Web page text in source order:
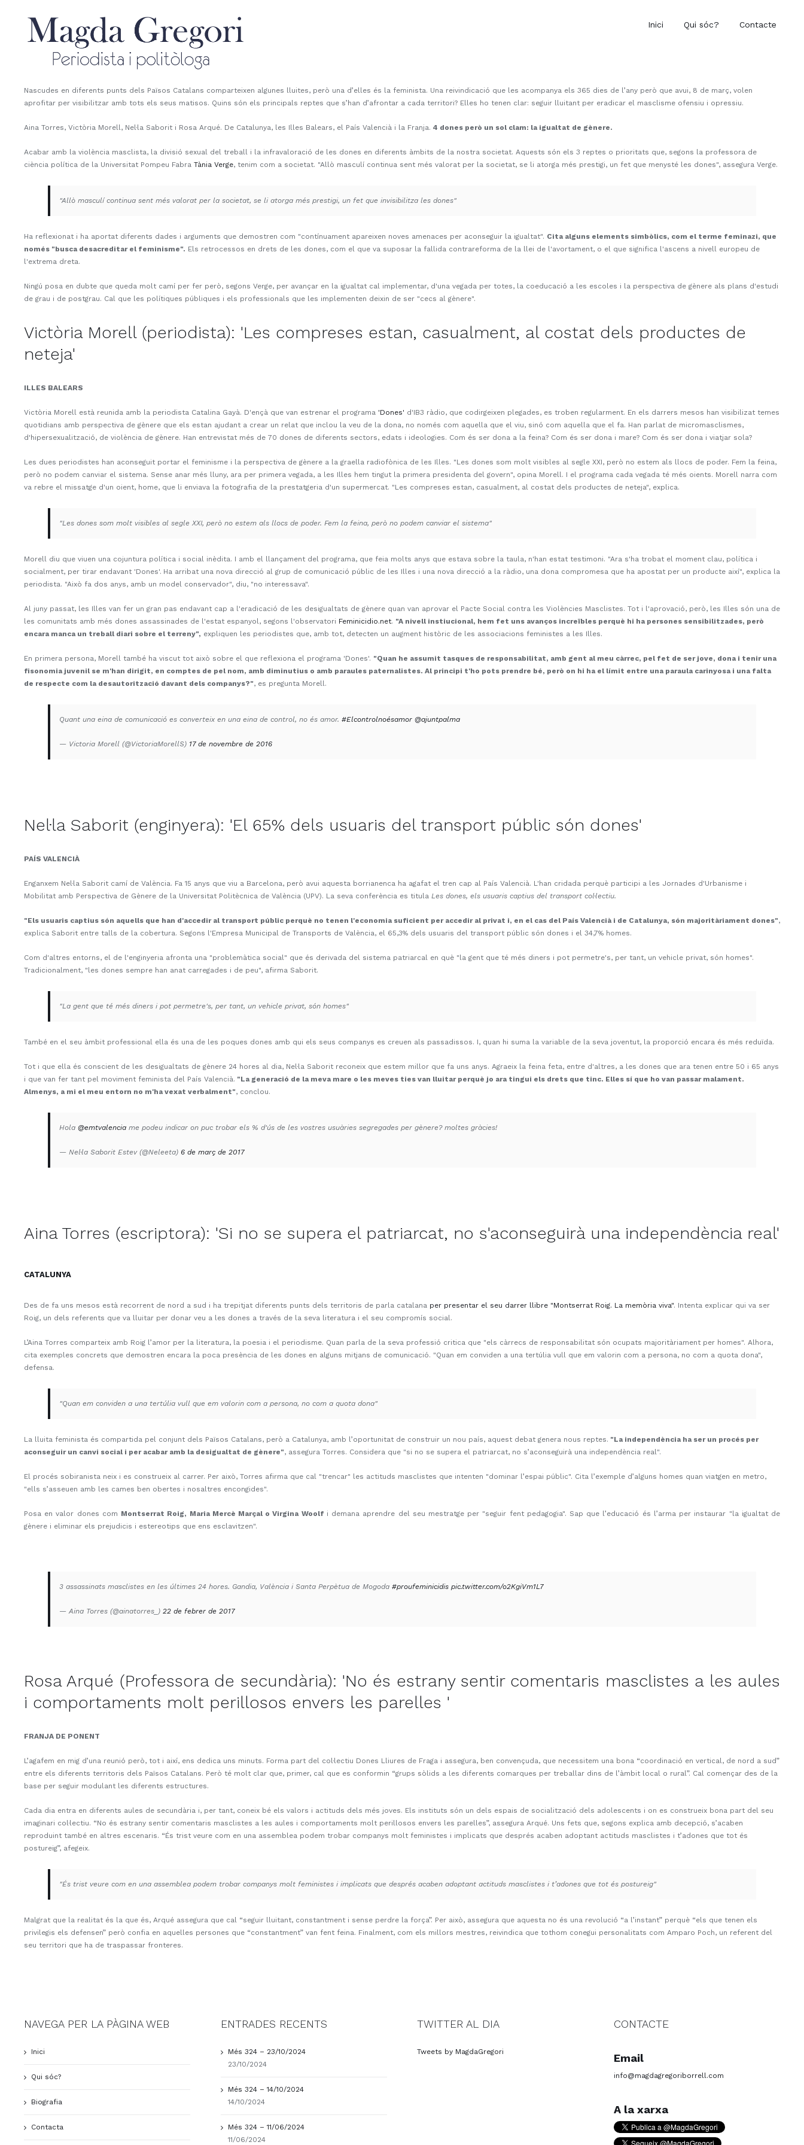
Inici Qui sóc? Contacte
Nascudes en diferents punts dels Països Catalans comparteixen algunes lluites, però una d’elles és la feminista. Una reivindicació que les acompanya els 365 dies de l’any però que avui, 8 de març, volen
aprofitar per visibilitzar amb tots els seus matisos. Quins són els principals reptes que s’han d’afrontar a cada territori? Elles ho tenen clar: seguir lluitant per eradicar el masclisme ofensiu i opressiu.
Aina Torres, Victòria Morell, Nel·la Saborit i Rosa Arqué. De Catalunya, les Illes Balears, el País Valencià i la Franja. 4 dones però un sol clam: la igualtat de gènere.
Acabar amb la violència masclista, la divisió sexual del treball i la infravaloració de les dones en diferents àmbits de la nostra societat. Aquests són els 3 reptes o prioritats que, segons la professora de
ciència política de la Universitat Pompeu Fabra Tània Verge, tenim com a societat. "Allò masculí continua sent més valorat per la societat, se li atorga més prestigi, un fet que menysté les dones", assegura Verge.
"Allò masculí continua sent més valorat per la societat, se li atorga més prestigi, un fet que invisibilitza les dones"
Ha reflexionat i ha aportat diferents dades i arguments que demostren com "contínuament apareixen noves amenaces per aconseguir la igualtat". Cita alguns elements simbòlics, com el terme feminazi, que
només "busca desacreditar el feminisme". Els retrocessos en drets de les dones, com el que va suposar la fallida contrareforma de la llei de l'avortament, o el que significa l'ascens a nivell europeu de
l'extrema dreta.
Ningú posa en dubte que queda molt camí per fer però, segons Verge, per avançar en la igualtat cal implementar, d'una vegada per totes, la coeducació a les escoles i la perspectiva de gènere als plans d'estudi
de grau i de postgrau. Cal que les polítiques públiques i els professionals que les implementen deixin de ser "cecs al gènere".
Victòria Morell (periodista): 'Les compreses estan, casualment, al costat dels productes de
neteja'
ILLES BALEARS
Victòria Morell està reunida amb la periodista Catalina Gayà. D'ençà que van estrenar el programa 'Dones' d'IB3 ràdio, que codirgeixen plegades, es troben regularment. En els darrers mesos han visibilizat temes
quotidians amb perspectiva de gènere que els estan ajudant a crear un relat que inclou la veu de la dona, no només com aquella que el viu, sinó com aquella que el fa. Han parlat de micromasclismes,
d'hipersexualització, de violència de gènere. Han entrevistat més de 70 dones de diferents sectors, edats i ideologies. Com és ser dona a la feina? Com és ser dona i mare? Com és ser dona i viatjar sola?
Les dues periodistes han aconseguit portar el feminisme i la perspectiva de gènere a la graella radiofònica de les Illes. "Les dones som molt visibles al segle XXI, però no estem als llocs de poder. Fem la feina,
però no podem canviar el sistema. Sense anar més lluny, ara per primera vegada, a les Illes hem tingut la primera presidenta del govern", opina Morell. I el programa cada vegada té més oients. Morell narra com
va rebre el missatge d'un oient, home, que li enviava la fotografia de la prestatgeria d'un supermercat. "Les compreses estan, casualment, al costat dels productes de neteja", explica.
"Les dones som molt visibles al segle XXI, però no estem als llocs de poder. Fem la feina, però no podem canviar el sistema"
Morell diu que viuen una cojuntura política i social inèdita. I amb el llançament del programa, que feia molts anys que estava sobre la taula, n'han estat testimoni. "Ara s'ha trobat el moment clau, política i
socialment, per tirar endavant 'Dones'. Ha arribat una nova direcció al grup de comunicació públic de les Illes i una nova direcció a la ràdio, una dona compromesa que ha apostat per un producte així", explica la
periodista. "Això fa dos anys, amb un model conservador", diu, "no interessava".
Al juny passat, les Illes van fer un gran pas endavant cap a l'eradicació de les desigualtats de gènere quan van aprovar el Pacte Social contra les Violències Masclistes. Tot i l'aprovació, però, les Illes són una de
les comunitats amb més dones assassinades de l'estat espanyol, segons l'observatori Feminicidio.net. "A nivell instiucional, hem fet uns avanços increïbles perquè hi ha persones sensibilitzades, però
encara manca un treball diari sobre el terreny", expliquen les periodistes que, amb tot, detecten un augment històric de les associacions feministes a les Illes.
En primera persona, Morell també ha viscut tot això sobre el que reflexiona el programa 'Dones'. "Quan he assumit tasques de responsabilitat, amb gent al meu càrrec, pel fet de ser jove, dona i tenir una
fisonomia juvenil se m'han dirigit, en comptes de pel nom, amb diminutius o amb paraules paternalistes. Al principi t'ho pots prendre bé, però on hi ha el límit entre una paraula carinyosa i una falta
de respecte com la desautorització davant dels companys?", es pregunta Morell.
Quant una eina de comunicació es converteix en una eina de control, no és amor. #Elcontrolnoésamor @ajuntpalma
— Victoria Morell (@VictoriaMorellS) 17 de novembre de 2016
Nel·la Saborit (enginyera): 'El 65% dels usuaris del transport públic són dones'
PAÍS VALENCIÀ
Enganxem Nel·la Saborit camí de València. Fa 15 anys que viu a Barcelona, però avui aquesta borrianenca ha agafat el tren cap al País Valencià. L'han cridada perquè participi a les Jornades d'Urbanisme i
Mobilitat amb Perspectiva de Gènere de la Universitat Politècnica de València (UPV). La seva conferència es titula Les dones, els usuaris captius del transport col·lectiu.
"Els usuaris captius són aquells que han d'accedir al transport públic perquè no tenen l'economia suficient per accedir al privat i, en el cas del País Valencià i de Catalunya, són majoritàriament dones",
explica Saborit entre talls de la cobertura. Segons l'Empresa Municipal de Transports de València, el 65,3% dels usuaris del transport públic són dones i el 34,7% homes.
Com d'altres entorns, el de l'enginyeria afronta una "problemàtica social" que és derivada del sistema patriarcal en què "la gent que té més diners i pot permetre's, per tant, un vehicle privat, són homes".
Tradicionalment, "les dones sempre han anat carregades i de peu", afirma Saborit.
"La gent que té més diners i pot permetre's, per tant, un vehicle privat, són homes"
També en el seu àmbit professional ella és una de les poques dones amb qui els seus companys es creuen als passadissos. I, quan hi suma la variable de la seva joventut, la proporció encara és més reduïda.
Tot i que ella és conscient de les desigualtats de gènere 24 hores al dia, Nel·la Saborit reconeix que estem millor que fa uns anys. Agraeix la feina feta, entre d'altres, a les dones que ara tenen entre 50 i 65 anys
i que van fer tant pel moviment feminista del País Valencià. "La generació de la meva mare o les meves ties van lluitar perquè jo ara tingui els drets que tinc. Elles sí que ho van passar malament.
Almenys, a mi el meu entorn no m'ha vexat verbalment", conclou.
Hola @emtvalencia me podeu indicar on puc trobar els % d'ús de les vostres usuàries segregades per gènere? moltes gràcies!
— Nel·la Saborit Estev (@Neleeta) 6 de març de 2017
Aina Torres (escriptora): 'Si no se supera el patriarcat, no s'aconseguirà una independència real'
CATALUNYA
Des de fa uns mesos està recorrent de nord a sud i ha trepitjat diferents punts dels territoris de parla catalana per presentar el seu darrer llibre "Montserrat Roig. La memòria viva". Intenta explicar qui va ser
Roig, un dels referents que va lluitar per donar veu a les dones a través de la seva literatura i el seu compromís social.
L’Aina Torres comparteix amb Roig l’amor per la literatura, la poesia i el periodisme. Quan parla de la seva professió critica que "els càrrecs de responsabilitat són ocupats majoritàriament per homes". Alhora,
cita exemples concrets que demostren encara la poca presència de les dones en alguns mitjans de comunicació. "Quan em conviden a una tertúlia vull que em valorin com a persona, no com a quota dona",
defensa.
"Quan em conviden a una tertúlia vull que em valorin com a persona, no com a quota dona"
La lluita feminista és compartida pel conjunt dels Països Catalans, però a Catalunya, amb l’oportunitat de construir un nou país, aquest debat genera nous reptes. "La independència ha ser un procés per
aconseguir un canvi social i per acabar amb la desigualtat de gènere", assegura Torres. Considera que "si no se supera el patriarcat, no s’aconseguirà una independència real".
El procés sobiranista neix i es construeix al carrer. Per això, Torres afirma que cal "trencar" les actituds masclistes que intenten "dominar l’espai públic". Cita l’exemple d’alguns homes quan viatgen en metro,
"ells s’asseuen amb les cames ben obertes i nosaltres encongides".
Posa en valor dones com Montserrat Roig, Maria Mercè Marçal o Virgina Woolf i demana aprendre del seu mestratge per "seguir fent pedagogia". Sap que l’educació és l’arma per instaurar "la igualtat de
gènere i eliminar els prejudicis i estereotips que ens esclavitzen".
3 assassinats masclistes en les últimes 24 hores. Gandia, València i Santa Perpètua de Mogoda #proufeminicidis pic.twitter.com/o2KgiVm1L7
— Aina Torres (@ainatorres_) 22 de febrer de 2017
Rosa Arqué (Professora de secundària): 'No és estrany sentir comentaris masclistes a les aules
i comportaments molt perillosos envers les parelles '
FRANJA DE PONENT
L’agafem en mig d’una reunió però, tot i així, ens dedica uns minuts. Forma part del col·lectiu Dones Lliures de Fraga i assegura, ben convençuda, que necessitem una bona “coordinació en vertical, de nord a sud”
entre els diferents territoris dels Països Catalans. Però té molt clar que, primer, cal que es conformin “grups sòlids a les diferents comarques per treballar dins de l’àmbit local o rural”. Cal començar des de la
base per seguir modulant les diferents estructures.
Cada dia entra en diferents aules de secundària i, per tant, coneix bé els valors i actituds dels més joves. Els instituts són un dels espais de socialització dels adolescents i on es construeix bona part del seu
imaginari col·lectiu. “No és estrany sentir comentaris masclistes a les aules i comportaments molt perillosos envers les parelles”, assegura Arqué. Uns fets que, segons explica amb decepció, s’acaben
reproduint també en altres escenaris. “És trist veure com en una assemblea podem trobar companys molt feministes i implicats que després acaben adoptant actituds masclistes i t’adones que tot és
postureig”, afegeix.
"És trist veure com en una assemblea podem trobar companys molt feministes i implicats que després acaben adoptant actituds masclistes i t’adones que tot és postureig"
Malgrat que la realitat és la que és, Arqué assegura que cal “seguir lluitant, constantment i sense perdre la força”. Per això, assegura que aquesta no és una revolució “a l’instant” perquè “els que tenen els
privilegis els defensen” però confia en aquelles persones que “constantment” van fent feina. Finalment, com els millors mestres, reivindica que tothom conegui personalitats com Amparo Poch, un referent del
seu territori que ha de traspassar fronteres.
NAVEGA PER LA PÀGINA WEB
Inici
Qui sóc?
Biografia
Contacta
ENTRADES RECENTS
Més 324 – 23/10/2024
23/10/2024
Més 324 – 14/10/2024
14/10/2024
Més 324 – 11/06/2024
11/06/2024
TWITTER AL DIA
Tweets by MagdaGregori
CONTACTE
Email
info@magdagregoriborrell.com
A la xarxa